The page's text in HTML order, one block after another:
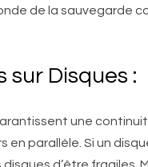
de la sauvegarde
sur Disques :
une
en parallèle. Si un